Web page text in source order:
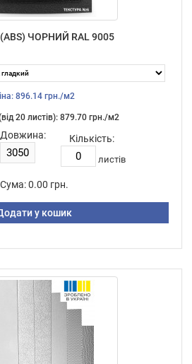
ЧОРНИЙ RAL 9005
896.14 грн./м2
20 листiв): 879.70 грн./м2
Довжина: Кількість:
листiв
Сума: 0.00 грн.
у кошик